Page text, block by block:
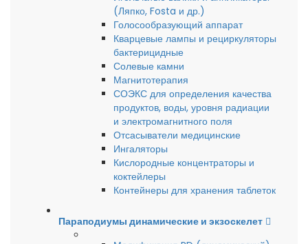
(Ляпко, Fosta и др.)
Голосообразующий аппарат
Кварцевые лампы и рециркуляторы
бактерицидные
Солевые камни
Магнитотерапия
СОЭКС для определения качества
продуктов, воды, уровня радиации
и электромагнитного поля
Отсасыватели медицинские
Ингаляторы
Кислородные концентраторы и
коктейлеры
Контейнеры для хранения таблеток
Параподиумы динамические и экзоскелет